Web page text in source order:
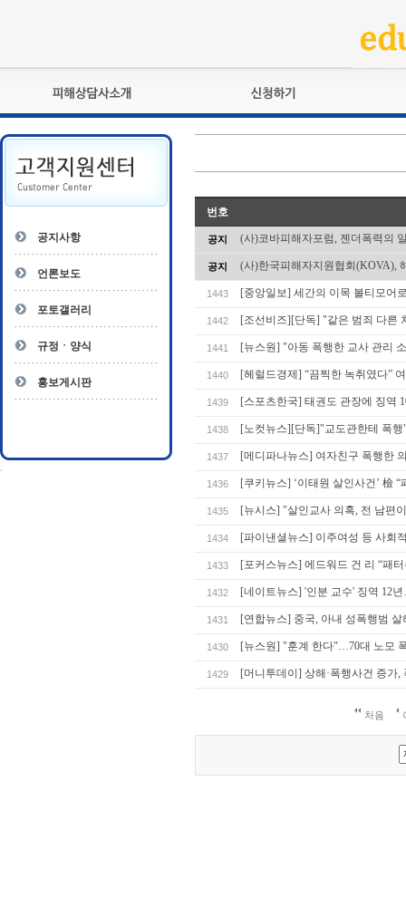
피해상담사란?
자격관리규정
상담사 자격증 확인
- 피해상담사 1급
- 전문수련감독자
- 전문수련기관
교육훈련
자격심사
자격복원
공지사항
언론보도
포토갤러리
규정ㆍ양식
홍보게시판
번호
공지 (사)코바피해자포럼, 젠더폭력의
공지 (사)한국피해자지원협회(KOVA),
1443 [중앙일보] 세간의 이목 볼티모어
1442 [조선비즈][단독] "같은 범죄 다른
1441 [뉴스원] "아동 폭행한 교사 관리
1440 [헤럴드경제] “끔찍한 녹취였다”
1439 [스포츠한국] 태권도 관장에 징역
1438 [노컷뉴스][단독]"교도관한테 폭
1437 [메디파나뉴스] 여자친구 폭행한
1436 [쿠키뉴스] ‘이태원 살인사건’ 檢
1435 [뉴시스] "살인교사 의혹, 전 남
1434 [파이낸셜뉴스] 이주여성 등 사회
1433 [포커스뉴스] 에드워드 건 리 “패
1432 [네이트뉴스] '인분 교수' 징역 12
1431 [연합뉴스] 중국, 아내 성폭행범
1430 [뉴스원] "훈계 한다"…70대 노모
1429 [머니투데이] 상해·폭행사건 증가
처음